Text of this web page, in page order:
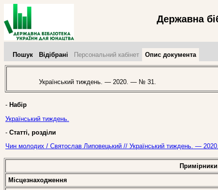
Державна
Пошук Відібрані Персональний кабінет Опис документа
Український тиждень. — 2020. — № 31.
- Набір
Український тиждень.
- Статті, розділи
Чин молодих / Святослав Липовецький // Український тиждень. —
Примірники
Місцезнаходження